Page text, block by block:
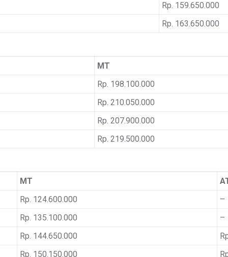
Rp. 159.650.000
Rp. 163.650.000
MT
Rp. 198.100.000
Rp. 210.050.000
Rp. 207.900.000
Rp. 219.500.000
MT
Rp. 124.600.000
–
Rp. 135.100.000
–
Rp. 144.650.000
Rp. 150.150.000